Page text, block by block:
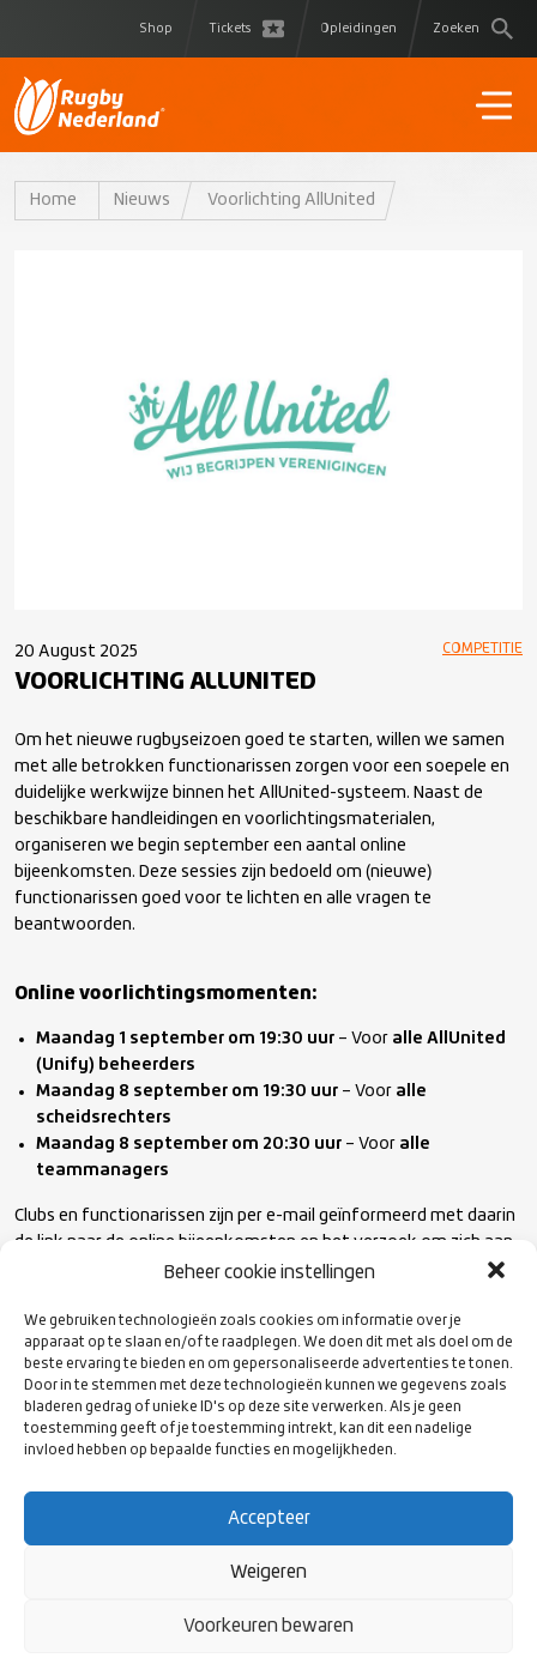
Beheer cookie instellingen
We gebruiken technologieën zoals cookies om informatie over je
apparaat op te slaan en/of te raadplegen. We doen dit met als doel om de
beste ervaring te bieden en om gepersonaliseerde advertenties te tonen.
Door in te stemmen met deze technologieën kunnen we gegevens zoals
bladeren gedrag of unieke ID's op deze site verwerken. Als je geen
toestemming geeft of je toestemming intrekt, kan dit een nadelige
invloed hebben op bepaalde functies en mogelijkheden.
Accepteer
Weigeren
Voorkeuren bewaren
Shop Tickets Opleidingen Zoeken
Home Nieuws Voorlichting AllUnited
20 August 2025 COMPETITIE
VOORLICHTING ALLUNITED
Om het nieuwe rugbyseizoen goed te starten, willen we samen
met alle betrokken functionarissen zorgen voor een soepele en
duidelijke werkwijze binnen het AllUnited-systeem. Naast de
beschikbare handleidingen en voorlichtingsmaterialen,
organiseren we begin september een aantal online
bijeenkomsten. Deze sessies zijn bedoeld om (nieuwe)
functionarissen goed voor te lichten en alle vragen te
beantwoorden.
Online voorlichtingsmomenten:
Maandag 1 september om 19:30 uur – Voor alle AllUnited
(Unify) beheerders
Maandag 8 september om 19:30 uur – Voor alle
scheidsrechters
Maandag 8 september om 20:30 uur – Voor alle
teammanagers
Clubs en functionarissen zijn per e-mail geïnformeerd met daarin
de link naar de online bijeenkomsten en het verzoek om zich aan
te melden. We vragen iedereen om vooraf al eventuele vragen in
mogelijk vragen direct kunnen beantwoorden.
Mocht je niet in de gelegenheid zijn om een sessie bij te wonen,
dan is het mogelijk om de bijeenkomst op een later moment
terug te kijken. Samen zorgen we voor een sterke,
website van AllUnited te gaan.